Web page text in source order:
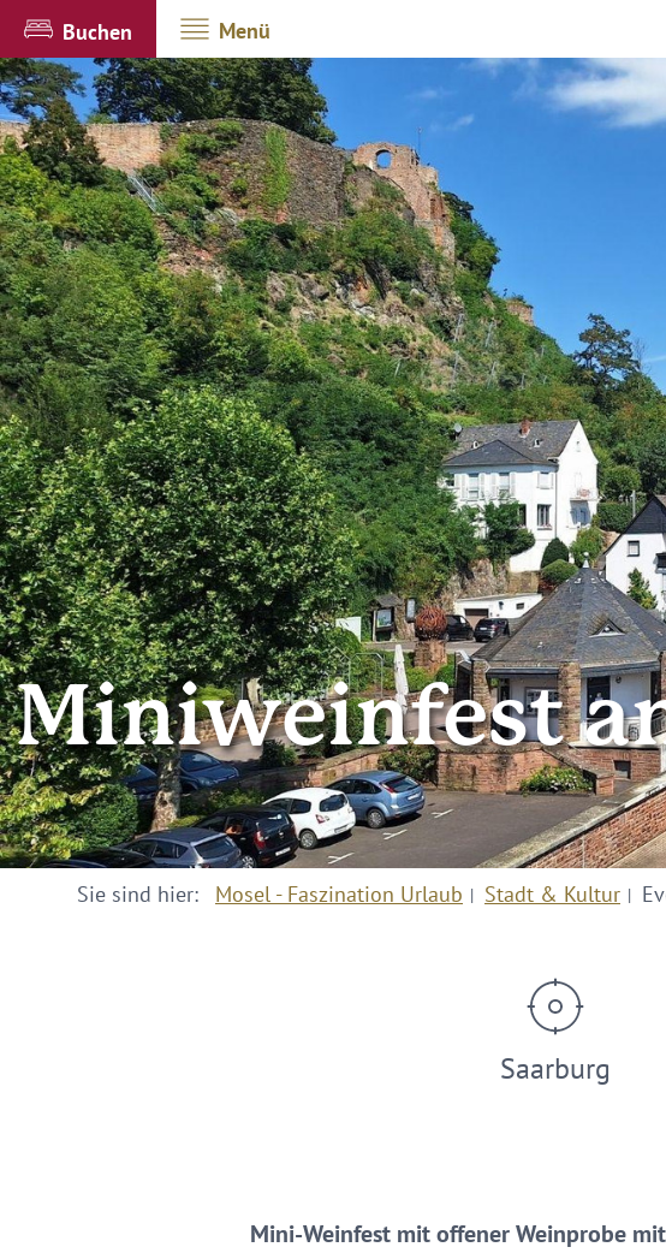
Buchen Menü
Miniweinfest
Sie sind hier: Mosel - Faszination Urlaub Stadt & Kultur
Saarburg
Mini-Weinfest mit offener Weinprobe